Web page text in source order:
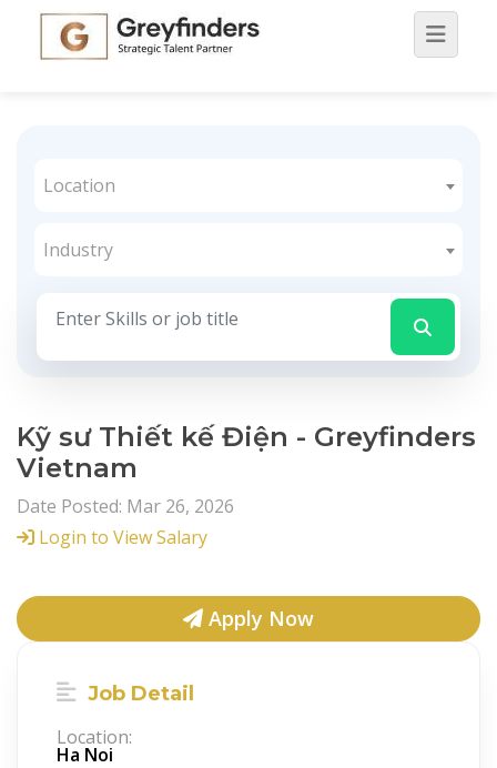
Location
Industry
Kỹ sư Thiết kế Điện - Greyfinders
Vietnam
Date Posted: Mar 26, 2026
Login to View Salary
Apply Now
Job Detail
Location:
Ha Noi